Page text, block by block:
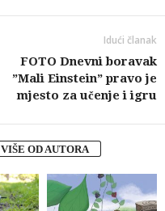
Idući članak
FOTO Dnevni boravak
”Mali Einstein” pravo je
mjesto za učenje i igru
VIŠE OD AUTORA